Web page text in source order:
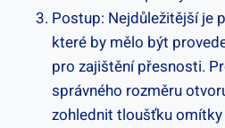
Postup: Nejdůležitější je
které by mělo být
pro zajištění přesnosti.
správného rozměru
zohlednit tloušťku